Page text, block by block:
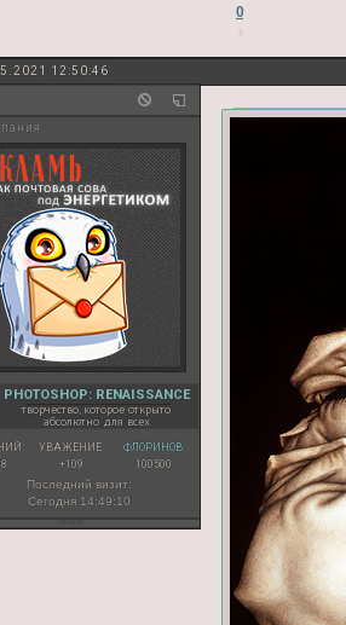
0
12:50:46
PHOTOSHOP: RENAISSANCE
творчество, которое открыто
абсолютно для всех
УВАЖЕНИЕ:
+109
ФЛОРИНОВ:
100500
Последний визит:
Сегодня 14:49:10